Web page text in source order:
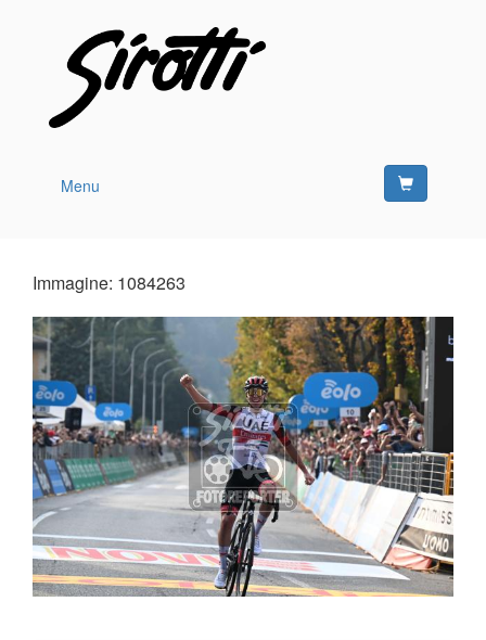
Menu
Immagine: 1084263